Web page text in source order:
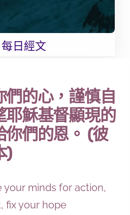
每日經文
們的心，謹慎自
耶穌基督顯現的
你們的恩。 (彼
)
minds for action,
fix your hope